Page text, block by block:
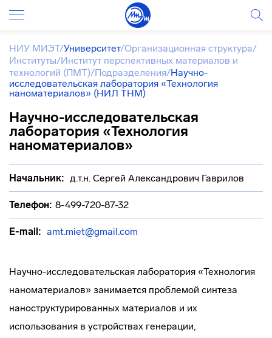
НИУ МИЭТ/Университет/Организационная структура/
Институты/Институт перспективных материалов и
технологий (ПМТ)/Подразделения/Научно-
исследовательская лаборатория «Технология
наноматериалов» (НИЛ ТНМ)
Научно-исследовательская
лаборатория «Технология
наноматериалов»
Начальник: д.т.н. Сергей Александрович Гаврилов
Телефон: 8-499-720-87-32
E-mail: amt.miet@gmail.com
Научно-исследовательская лаборатория «Технология
наноматериалов» занимается проблемой синтеза
наноструктурированных материалов и их
использования в устройствах генерации,